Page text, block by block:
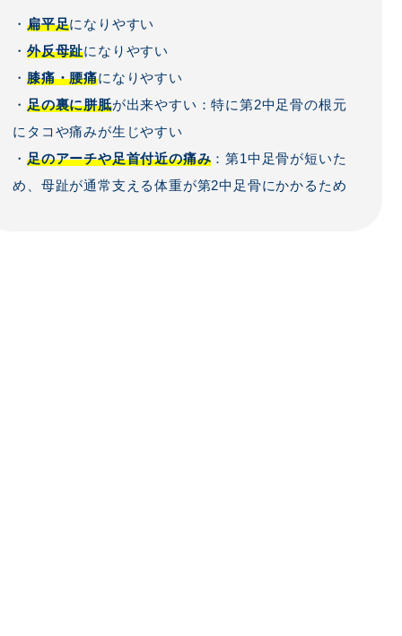
・扁平足になりやすい
・外反母趾になりやすい
・膝痛・腰痛になりやすい
・足の裏に胼胝が出来やすい：特に第2中足骨の根元
にタコや痛みが生じやすい
・足のアーチや足首付近の痛み ：第1中足骨が短いた
め、母趾が通常支える体重が第2中足骨にかかるため